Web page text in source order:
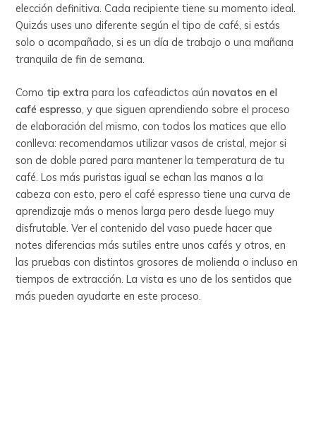
elección definitiva. Cada recipiente tiene su momento ideal.
Quizás uses uno diferente según el tipo de café, si estás
solo o acompañado, si es un día de trabajo o una mañana
tranquila de fin de semana.
Como tip extrapara los cafeadictos aúnnovatos en el
café espresso, y que siguen aprendiendo sobre el proceso
de elaboración del mismo, con todos los matices que ello
conlleva: recomendamos utilizar vasos de cristal, mejor si
son de doble pared para mantener la temperatura de tu
café. Los más puristas igual se echan las manos a la
cabeza con esto, pero el café espresso tiene una curva de
aprendizaje más o menos larga pero desde luego muy
disfrutable. Ver el contenido del vaso puede hacer que
notes diferencias más sutiles entre unos cafés y otros, en
las pruebas con distintos grosores de molienda o incluso en
tiempos de extracción. La vista es uno de los sentidos que
más pueden ayudarte en este proceso.